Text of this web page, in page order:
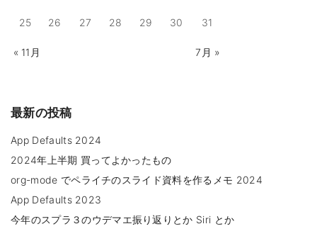
25 26 27 28 29 30 31
« 11月 7月 »
最新の投稿
App Defaults 2024
2024年上半期 買ってよかったもの
org-mode でペライチのスライド資料を作るメモ 2024
App Defaults 2023
今年のスプラ３のウデマエ振り返りとか Siri とか